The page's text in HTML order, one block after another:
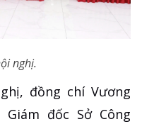
nghị.
đồng chí Vương
đốc Sở Công